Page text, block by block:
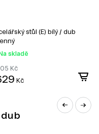
stůl (E) bílý / dub
skladě
Kč
Kč